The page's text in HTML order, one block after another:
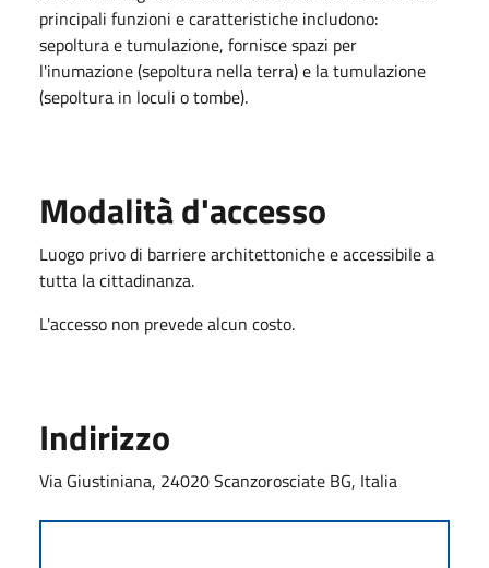
principali funzioni e caratteristiche includono:
sepoltura e tumulazione, fornisce spazi per
l'inumazione (sepoltura nella terra) e la tumulazione
(sepoltura in loculi o tombe).
Modalità d'accesso
Luogo privo di barriere architettoniche e accessibile a
tutta la cittadinanza.
L'accesso non prevede alcun costo.
Indirizzo
Via Giustiniana, 24020 Scanzorosciate BG, Italia